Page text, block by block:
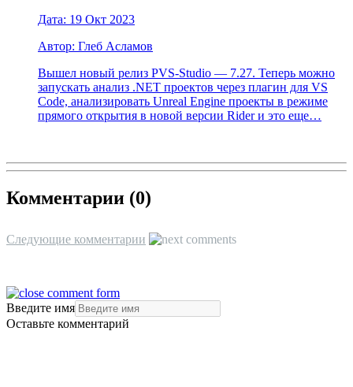
Дата: 19 Окт 2023
Автор: Глеб Асламов
Вышел новый релиз PVS-Studio — 7.27. Теперь можно
запускать анализ .NET проектов через плагин для VS
Code, анализировать Unreal Engine проекты в режиме
прямого открытия в новой версии Rider и это еще…
Комментарии (0)
Следующие комментарии
Введите имя
Оставьте комментарий